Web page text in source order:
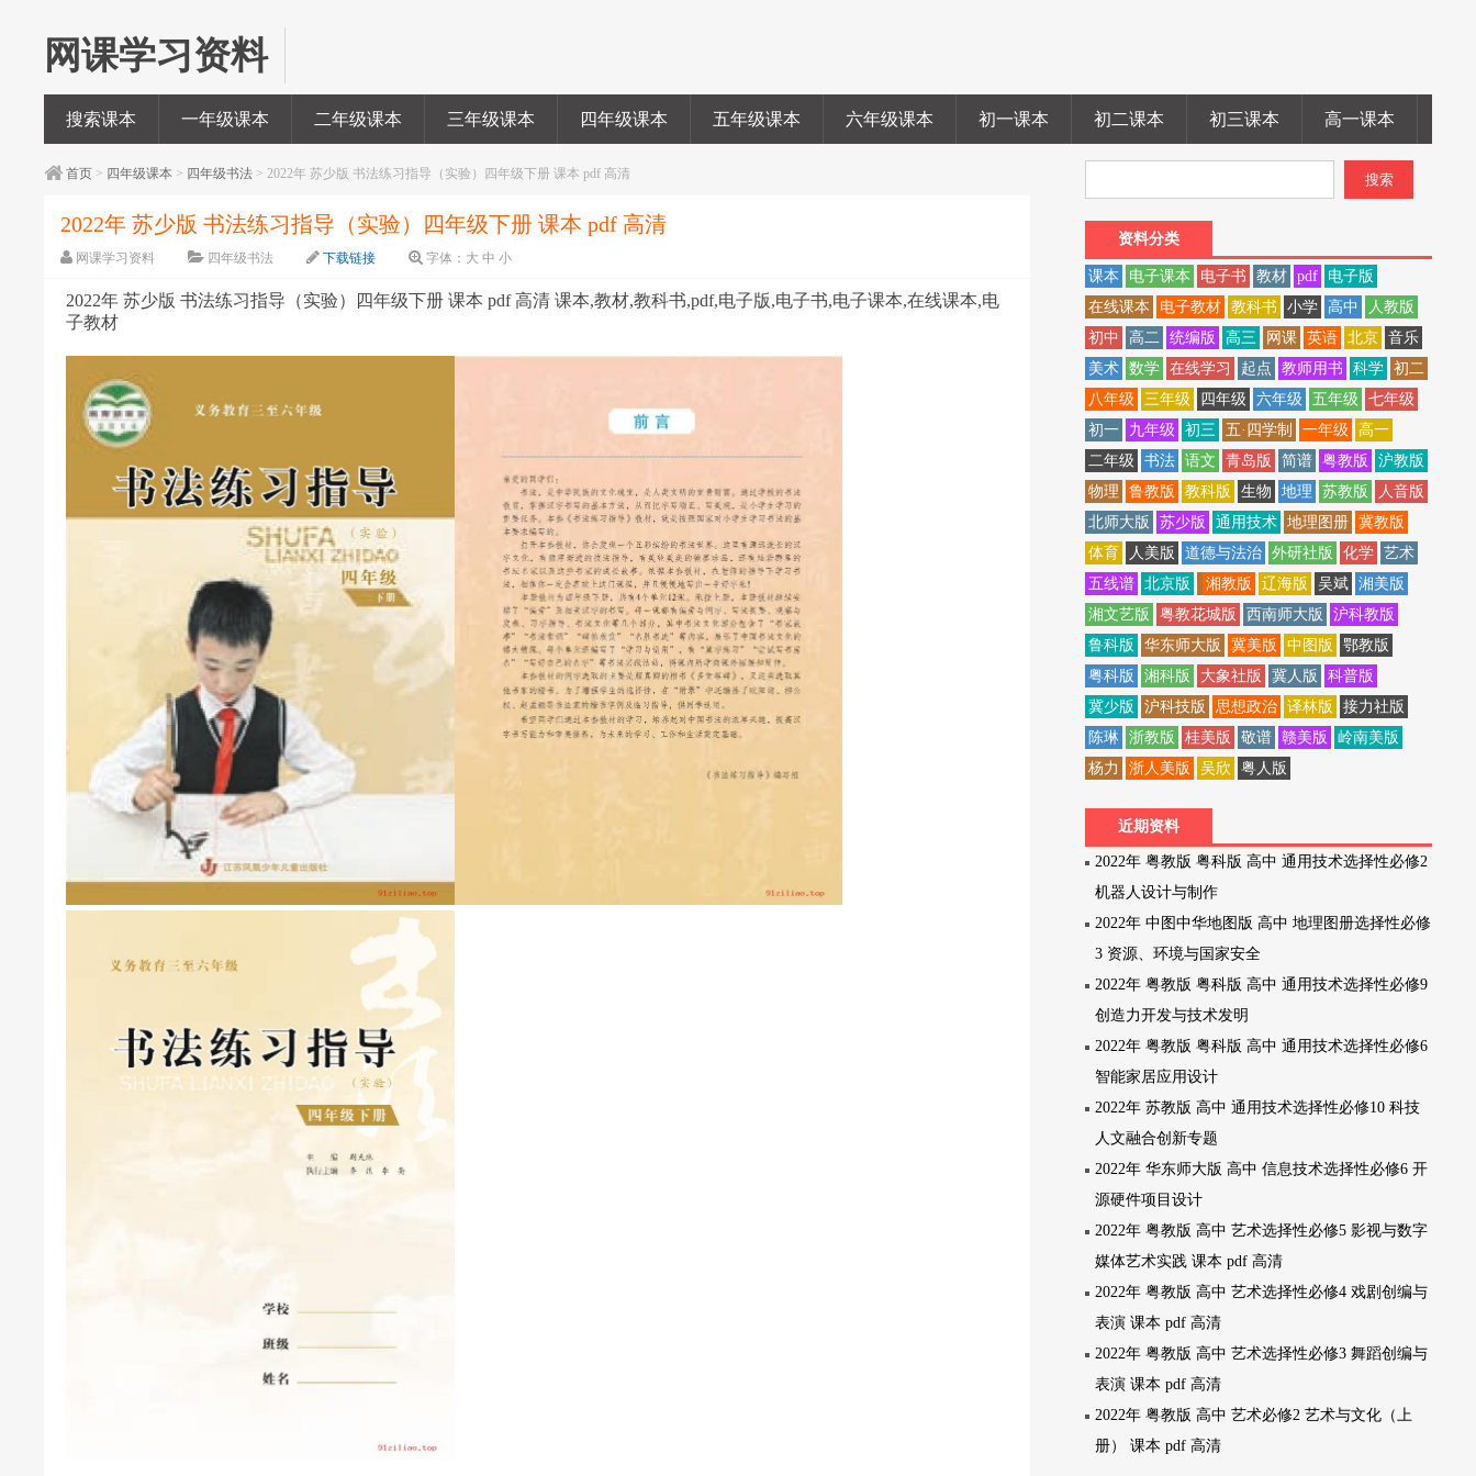
网课学习资料
搜索课本 一年级课本 二年级课本 三年级课本 四年级课本 五年级课本 六年级课本 初一课本 初二课本 初三课本 高一课本
首页 > 四年级课本 > 四年级书法 > 2022年 苏少版 书法练习指导（实验）四年级下册 课本 pdf 高清
2022年 苏少版 书法练习指导（实验）四年级下册 课本 pdf 高清
网课学习资料 四年级书法 下载链接 字体： 大 中 小
2022年 苏少版 书法练习指导（实验）四年级下册 课本 pdf 高清 课本,教材,教科书,pdf,电子版,电子书,电子课本,在线课本,电
子教材
资料分类
课本 电子课本 电子书 教材 pdf
电子版
在线课本
电子教材 教科书 小学 高中
人教版
初中
高二 统编版 高三 网课 英语 北京
音乐
美术
数学 在线学习 起点 教师用书 科学
初二
八年级
三年级 四年级 六年级 五年级
七年级
初一
九年级 初三 五·四学制 一年级
高一
二年级
书法 语文 青岛版 简谱 粤教版
沪教版
物理
鲁教版 教科版 生物 地理 苏教版
人音版
北师大版
苏少版 通用技术 地理图册
冀教版
体育
人美版 道德与法治 外研社版 化学
艺术
五线谱
北京版 湘教版 辽海版 吴斌
湘美版
湘文艺版
粤教花城版 西南师大版
沪科教版
鲁科版
华东师大版 冀美版 中图版
鄂教版
粤科版
湘科版 大象社版 冀人版
科普版
冀少版
沪科技版 思想政治 译林版
接力社版
陈琳
浙教版 桂美版 敬谱 赣美版
岭南美版
杨力
浙人美版 吴欣 粤人版
近期资料
2022年 粤教版 粤科版 高中 通用技术选择性必修2
机器人设计与制作
2022年 中图中华地图版 高中 地理图册选择性必修
3 资源、环境与国家安全
2022年 粤教版 粤科版 高中 通用技术选择性必修9
创造力开发与技术发明
2022年 粤教版 粤科版 高中 通用技术选择性必修6
智能家居应用设计
2022年 苏教版 高中 通用技术选择性必修10 科技
人文融合创新专题
2022年 华东师大版 高中 信息技术选择性必修6 开
源硬件项目设计
2022年 粤教版 高中 艺术选择性必修5 影视与数字
媒体艺术实践 课本 pdf 高清
2022年 粤教版 高中 艺术选择性必修4 戏剧创编与
表演 课本 pdf 高清
2022年 粤教版 高中 艺术选择性必修3 舞蹈创编与
表演 课本 pdf 高清
2022年 粤教版 高中 艺术必修2 艺术与文化（上
册） 课本 pdf 高清